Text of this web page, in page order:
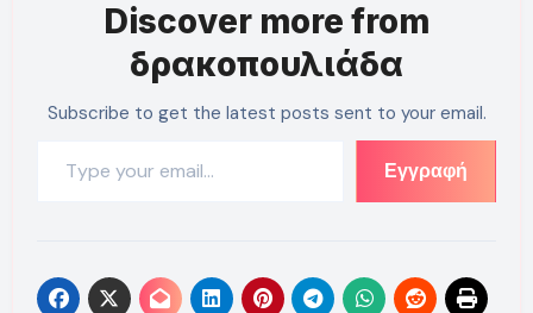
Discover more from
δρακοπουλιάδα
Subscribe to get the latest posts sent to your email.
Εγγραφή